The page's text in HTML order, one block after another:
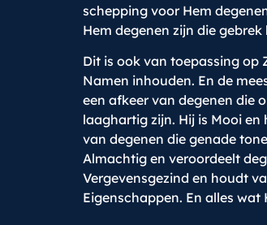
schepping voor Hem
Hem degenen zijn die
Dit is ook van toepassing op
Namen inhouden. En de
een afkeer van degenen die
laaghartig zijn. Hij is Mooi
van degenen die genade
Almachtig en veroordeelt
Vergevensgezind en houdt
Eigenschappen. En alles